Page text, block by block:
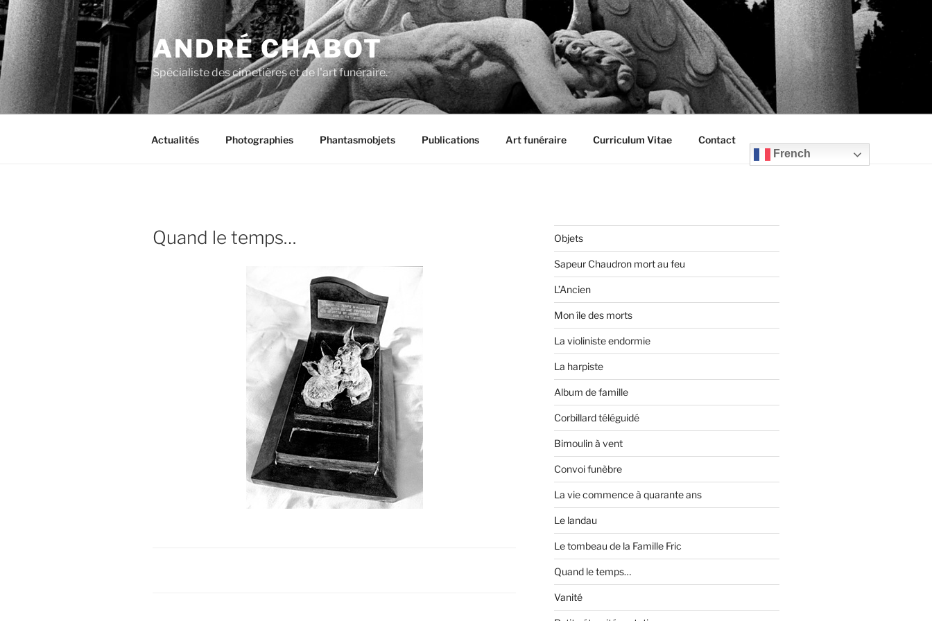
Aller
au
contenu
principal
ANDRÉ CHABOT
Spécialiste des cimetières et de l'art funéraire.
Actualités Photographies Phantasmobjets Publications Art funéraire Curriculum Vitae
Contact
French
Quand le temps… Objets
Sapeur Chaudron mort au feu
L’Ancien
Mon île des morts
La violiniste endormie
La harpiste
Album de famille
Corbillard téléguidé
Bimoulin à vent
Convoi funèbre
La vie commence à quarante ans
Le landau
Le tombeau de la Famille Fric
Quand le temps…
Vanité